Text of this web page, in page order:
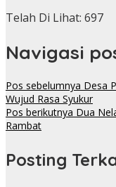
Telah Di Lihat: 697
Navigasi
Pos sebelumnya Desa
Wujud Rasa Syukur
Pos berikutnya Dua
Rambat
Posting